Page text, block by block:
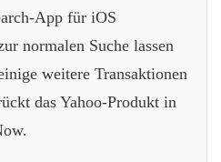
App für iOS
normalen Suche lassen
weitere Transaktionen
das Yahoo-Produkt in